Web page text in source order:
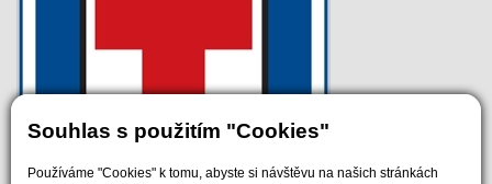
Souhlas s použitím "Cookies"
Používáme "Cookies" k tomu, abyste si návštěvu na našich stránkách